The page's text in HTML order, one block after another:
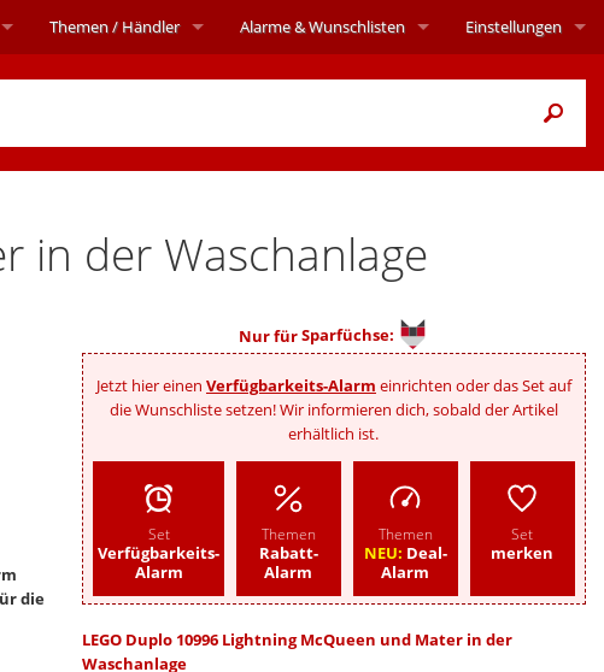
in der Waschanlage
Nur fürSparfüchse:
Jetzt hier einen Verfügbarkeits-Alarm einrichten oder das Set auf
die Wunschliste setzen! Wir informieren dich, sobald der Artikel
erhältlich ist.
Set
Verfügbarkeits-
Alarm
Themen
Rabatt-
Alarm
Themen
NEU: Deal-
Alarm
Set
merken
LEGO Duplo 10996 Lightning McQueen und Mater in der
Waschanlage
die
Themen/ Händler Alarme& Wunschlisten Einstellungen